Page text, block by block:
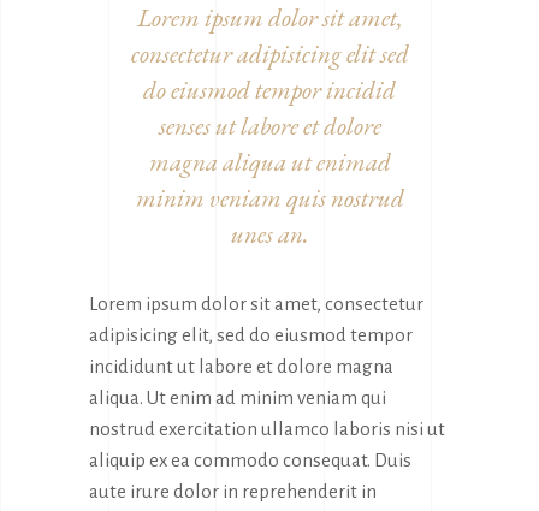
Lorem ipsum dolor sit amet,
consectetur adipisicing elit sed
do eiusmod tempor incidid
senses ut labore et dolore
magna aliqua ut enimad
minim veniam quis nostrud
unes an.
Lorem ipsum dolor sit amet, consectetur
adipisicing elit, sed do eiusmod tempor
incididunt ut labore et dolore magna
aliqua. Ut enim ad minim veniam qui
nostrud exercitation ullamco laboris nisi ut
aliquip ex ea commodo consequat. Duis
aute irure dolor in reprehenderit in